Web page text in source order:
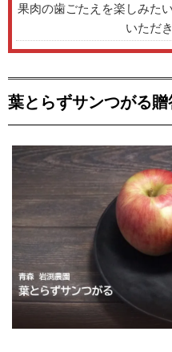
果肉の歯ごたえを楽しみた
いただ
葉とらずサンつがる贈